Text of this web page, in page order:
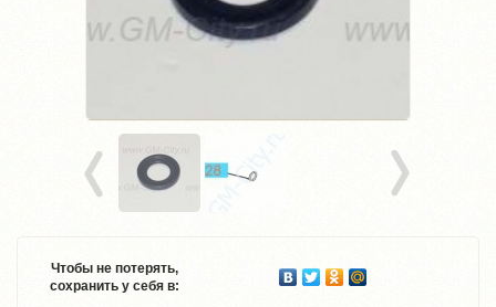
Чтобы не потерять,
сохранить у себя в: